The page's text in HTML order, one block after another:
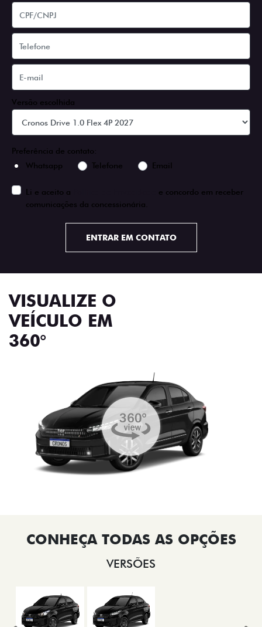
Versão escolhida
Preferência de contato:
Whatsapp
Telefone Email
Li e aceito a
e concordo em receber
comunicações da concessionária.
ENTRAR EM CONTATO
VISUALIZE O
VEÍCULO EM
360°
VERSÕES